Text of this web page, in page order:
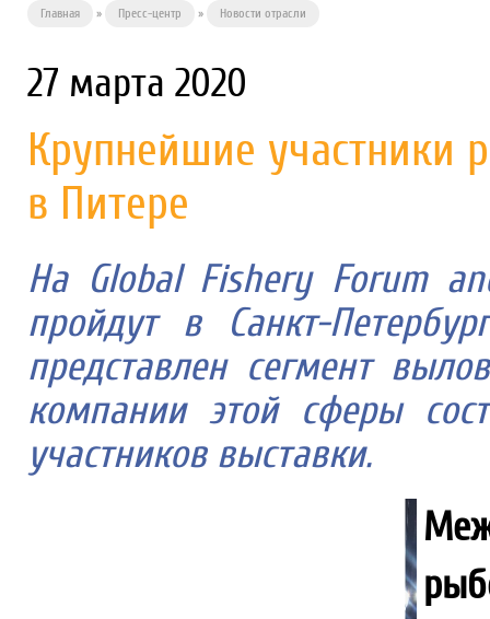
Главная » Пресс-центр » Новости отрасли
27 марта 2020
Крупнейшие участники
в Питере
На Global Fishery Forum
пройдут в Санкт-
представлен сегмент
компании этой сферы
участников выставки.